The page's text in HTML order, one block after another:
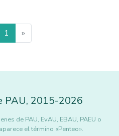
1 »
PAU, 2015-2026
de PAU, EvAU, EBAU, PAEU o
el término «Penteo».